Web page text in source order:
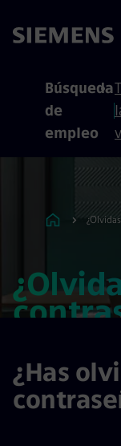
Búsqueda
de
empleo
¿Has